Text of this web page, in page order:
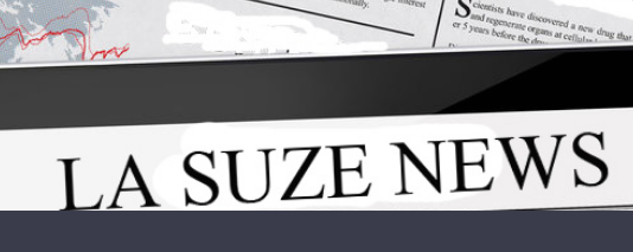
VIE
ENVIRONNEMENT
L'ASSAINISSEMENT
RÉSIDENCE
AUTONOMIE
LE
L'ÉCOLE
COMMUNAUTAIRE
DE
PISCINE
ASSOCIATIONS
LES
RANDONNÉES
CAMPING
CAMPING-
TENTES
ET
CARAVANES
HALTE